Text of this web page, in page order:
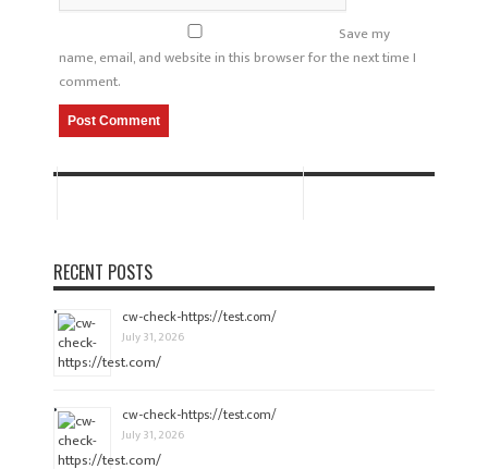
Save my
name, email, and website in this browser for the next time I
comment.
RECENT POSTS
cw-check-https://test.com/
July 31, 2026
cw-check-https://test.com/
July 31, 2026